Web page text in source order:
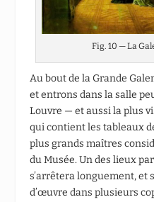
Fig. 10 — La
Au bout de la Grande
et entrons dans la salle
Louvre — et aussi la plus
qui contient les tableaux
plus grands maîtres
du Musée. Un des lieux
s’arrêtera longuement, et
d’œuvre dans plusieurs